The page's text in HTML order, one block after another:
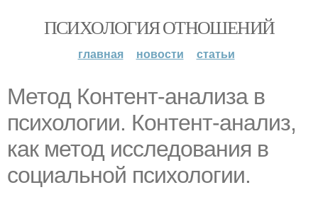
ПСИХОЛОГИЯ ОТНОШЕНИЙ
главная новости статьи
Метод Контент-анализа в
психологии. Контент-анализ,
как метод исследования в
социальной психологии.